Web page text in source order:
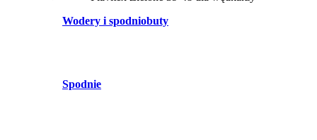
Wodery i spodniobuty
Spodnie